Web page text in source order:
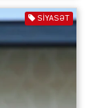
SIYASƏT